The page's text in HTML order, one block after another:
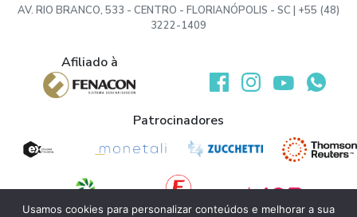
AV. RIO BRANCO, 533 - CENTRO - FLORIANÓPOLIS - SC | +55 (48)
3222-1409
Afiliado à
Desenvolvido por:
Patrocinadores
Usamos cookies para personalizar conteúdos e melhorar a sua